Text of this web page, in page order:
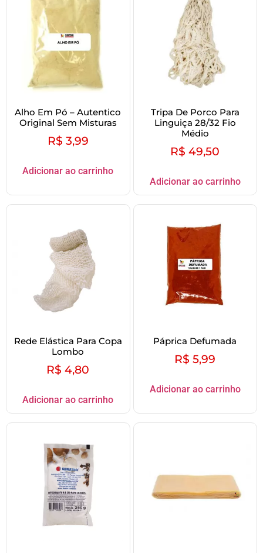
Alho Em Pó – Autentico
Original Sem Misturas
R$ 3,99
Adicionar ao carrinho
Tripa De Porco Para
Linguiça 28/32 Fio
Médio
R$ 49,50
Adicionar ao carrinho
Rede Elástica Para Copa
Lombo
R$ 4,80
Adicionar ao carrinho
Páprica Defumada
R$ 5,99
Adicionar ao carrinho